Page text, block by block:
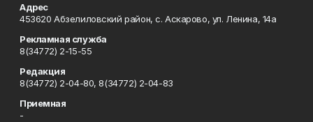
Адрес
453620 Абзелиловский район, с. Аскарово, ул. Ленина, 14а
Рекламная служба
8(34772) 2-15-55
Редакция
8(34772) 2-04-80, 8(34772) 2-04-83
Приемная
-